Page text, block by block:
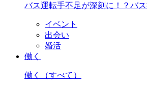
バス運転手不足が深刻に！？バ
イベント
出会い
婚活
働く
働く （すべて）